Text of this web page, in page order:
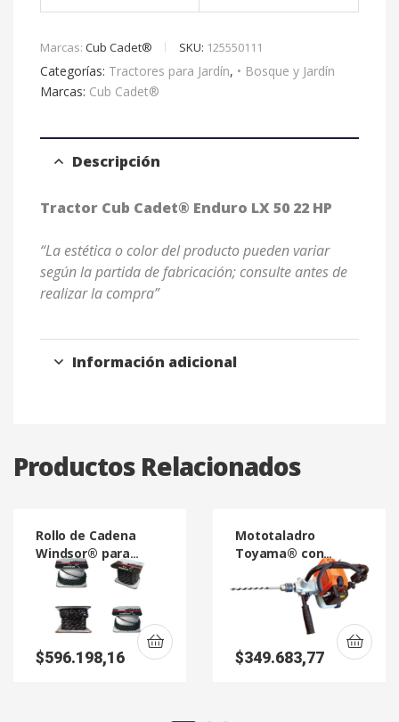
v
:
Marcas: Cub Cadet® SKU: 125550111
Categorías: Tractores para Jardín, • Bosque y Jardín
Marcas: Cub Cadet®
Descripción
Tractor Cub Cadet® Enduro LX 50 22 HP
“La estética o color del producto pueden variar
según la partida de fabricación; consulte antes de
realizar la compra”
Información adicional
Productos Relacionados
Rollo de Cadena
Windsor® para
Motosierras 100 W-
72YL
$596.198,16
Mototaladro
Toyama® con
reversa ZMJ 230
$349.683,77